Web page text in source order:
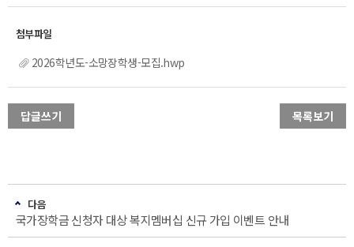
2026학년도-소망장학생-모집.hwp
답글쓰기 목록보기
다음
국가장학금 신청자 대상 복지멤버십 신규 가입 이벤트 안내